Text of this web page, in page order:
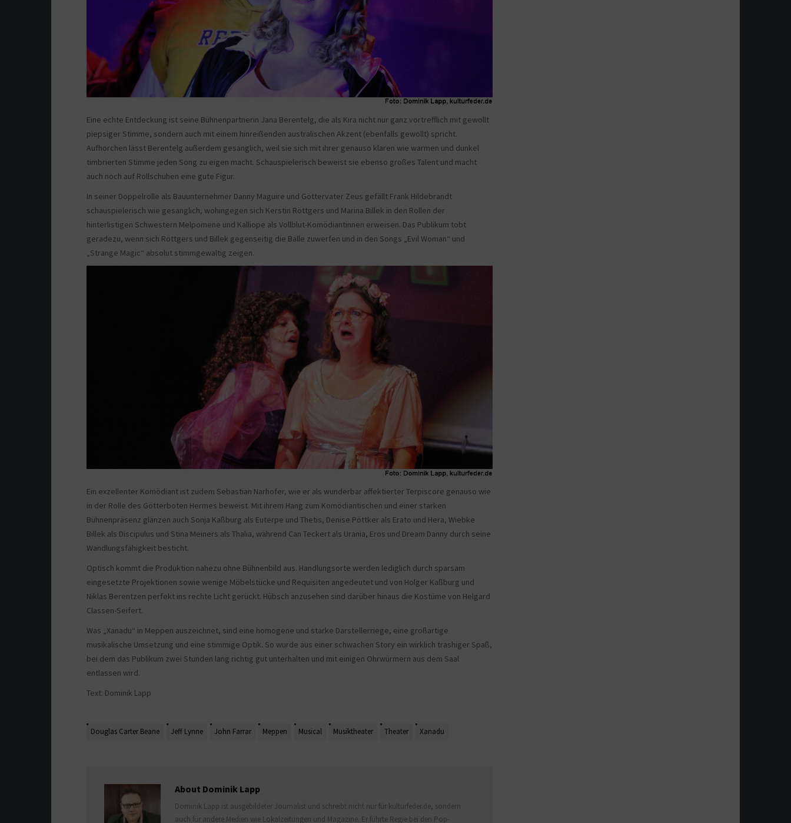
Eine echte Entdeckung ist seine Bühnenpartnerin Jana Berentelg, die als Kira nicht nur ganz vortrefflich mit gewollt
piepsiger Stimme, sondern auch mit einem hinreißenden australischen Akzent (ebenfalls gewollt) spricht.
Aufhorchen lässt Berentelg außerdem gesanglich, weil sie sich mit ihrer genauso klaren wie warmen und dunkel
timbrierten Stimme jeden Song zu eigen macht. Schauspielerisch beweist sie ebenso großes Talent und macht
auch noch auf Rollschuhen eine gute Figur.
In seiner Doppelrolle als Bauunternehmer Danny Maguire und Göttervater Zeus gefällt Frank Hildebrandt
schauspielerisch wie gesanglich, wohingegen sich Kerstin Röttgers und Marina Billek in den Rollen der
hinterlistigen Schwestern Melpomene und Kalliope als Vollblut-Komödiantinnen erweisen. Das Publikum tobt
geradezu, wenn sich Röttgers und Billek gegenseitig die Bälle zuwerfen und in den Songs „Evil Woman“ und
„Strange Magic“ absolut stimmgewaltig zeigen.
Ein exzellenter Komödiant ist zudem Sebastian Narhofer, wie er als wunderbar affektierter Terpiscore genauso wie
in der Rolle des Götterboten Hermes beweist. Mit ihrem Hang zum Komödiantischen und einer starken
Bühnenpräsenz glänzen auch Sonja Kaßburg als Euterpe und Thetis, Denise Pöttker als Erato und Hera, Wiebke
Billek als Discipulus und Stina Meiners als Thalia, während Can Teckert als Urania, Eros und Dream Danny durch seine
Wandlungsfähigkeit besticht.
Optisch kommt die Produktion nahezu ohne Bühnenbild aus. Handlungsorte werden lediglich durch sparsam
eingesetzte Projektionen sowie wenige Möbelstücke und Requisiten angedeutet und von Holger Kaßburg und
Niklas Berentzen perfekt ins rechte Licht gerückt. Hübsch anzusehen sind darüber hinaus die Kostüme von Helgard
Classen-Seifert.
Was „Xanadu“ in Meppen auszeichnet, sind eine homogene und starke Darstellerriege, eine großartige
musikalische Umsetzung und eine stimmige Optik. So wurde aus einer schwachen Story ein wirklich trashiger Spaß,
bei dem das Publikum zwei Stunden lang richtig gut unterhalten und mit einigen Ohrwürmern aus dem Saal
entlassen wird.
Text: Dominik Lapp
Douglas Carter Beane Jeff Lynne John Farrar Meppen Musical Musiktheater Theater Xanadu
About Dominik Lapp
Dominik Lapp ist ausgebildeter Journalist und schreibt nicht nur für kulturfeder.de, sondern
auch für andere Medien wie Lokalzeitungen und Magazine. Er führte Regie bei den Pop-